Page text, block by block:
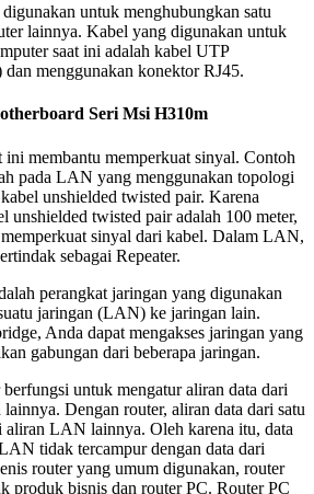
untuk menghubungkan satu
lainnya. Kabel yang digunakan untuk
saat ini adalah kabel UTP
menggunakan konektor RJ45.
Seri Msi H310m
membantu memperkuat sinyal. Contoh
pada LAN yang menggunakan topologi
unshielded twisted pair. Karena
unshielded twisted pair adalah 100 meter,
sinyal dari kabel. Dalam LAN,
sebagai Repeater.
perangkat jaringan yang digunakan
jaringan (LAN) ke jaringan lain.
Anda dapat mengakses jaringan yang
gabungan dari beberapa jaringan.
untuk mengatur aliran data dari
Dengan router, aliran data dari satu
LAN lainnya. Oleh karena itu, data
tidak tercampur dengan data dari
router yang umum digunakan, router
produk bisnis dan router PC. Router PC